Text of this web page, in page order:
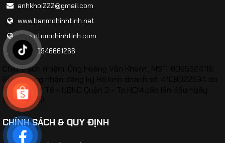
anhkhoi222@gmail.com
www.banmohinhtinh.net
www.otomohinhtinh.com
Zalo: 0946661266
Chịu trách nhiệm: Ông Hoàng Văn Khanh, MST: 8095524116,
Giấy chứng nhận đăng ký Hộ kinh doanh số: 41C8022534 do
Phòng Kinh Tế - UBND Quận 3 - Tp.HCM cấp lần đầu ngày:
26/02/2019.
CHÍNH SÁCH & QUY ĐỊNH